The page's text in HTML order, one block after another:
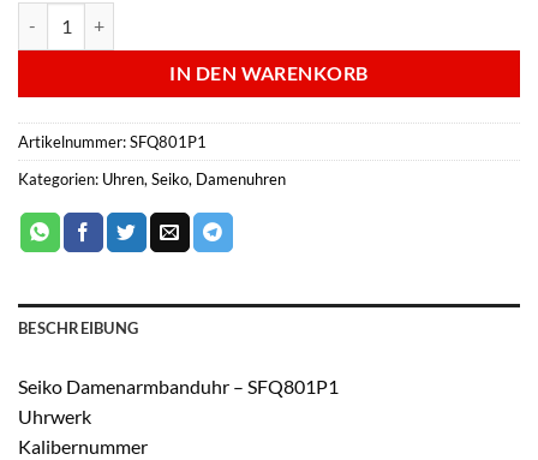
IN DEN WARENKORB
Artikelnummer:SFQ801P1
Kategorien: Uhren, Seiko, Damenuhren
BESCHREIBUNG
Seiko Damenarmbanduhr – SFQ801P1
Uhrwerk
Kalibernummer